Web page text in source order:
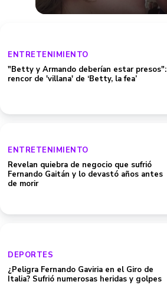
ENTRETENIMIENTO
"Betty y Armando deberían estar presos":
rencor de 'villana' de ‘Betty, la fea’
ENTRETENIMIENTO
Revelan quiebra de negocio que sufrió
Fernando Gaitán y lo devastó años antes
de morir
DEPORTES
¿Peligra Fernando Gaviria en el Giro de
Italia? Sufrió numerosas heridas y golpes